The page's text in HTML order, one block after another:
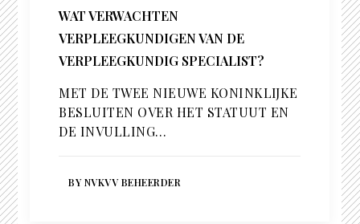
WAT VERWACHTEN
VERPLEEGKUNDIGEN VAN DE
VERPLEEGKUNDIG SPECIALIST?
MET DE TWEE NIEUWE KONINKLIJKE
BESLUITEN OVER HET STATUUT EN
DE INVULLING…
BY NVKVV BEHEERDER